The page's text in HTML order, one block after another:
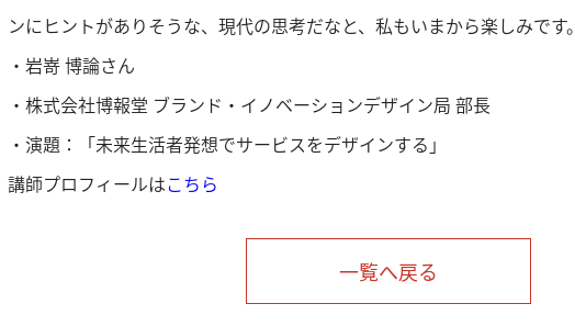
ンにヒントがありそうな、現代の思考だなと、私もいまから楽しみです
・岩嵜 博論さん
・株式会社博報堂 ブランド・イノベーションデザイン局 部長
・演題：「未来生活者発想でサービスをデザインする」
講師プロフィールはこちら
一覧へ戻る